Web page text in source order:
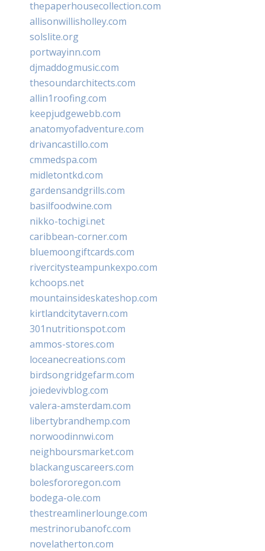
thepaperhousecollection.com
allisonwillisholley.com
solslite.org
portwayinn.com
djmaddogmusic.com
thesoundarchitects.com
allin1roofing.com
keepjudgewebb.com
anatomyofadventure.com
drivancastillo.com
cmmedspa.com
midletontkd.com
gardensandgrills.com
basilfoodwine.com
nikko-tochigi.net
caribbean-corner.com
bluemoongiftcards.com
rivercitysteampunkexpo.com
kchoops.net
mountainsideskateshop.com
kirtlandcitytavern.com
301nutritionspot.com
ammos-stores.com
loceanecreations.com
birdsongridgefarm.com
joiedevivblog.com
valera-amsterdam.com
libertybrandhemp.com
norwoodinnwi.com
neighboursmarket.com
blackanguscareers.com
bolesfororegon.com
bodega-ole.com
thestreamlinerlounge.com
mestrinorubanofc.com
novelatherton.com